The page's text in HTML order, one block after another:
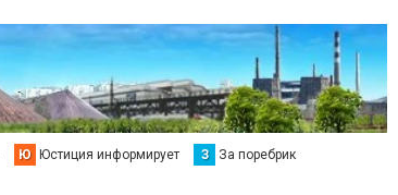
Ю Юстиция информирует З За поребрик